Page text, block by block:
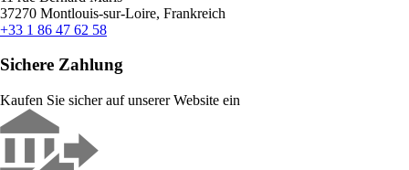
37270 Montlouis-sur-Loire, Frankreich
+33 1 86 47 62 58
Sichere Zahlung
Kaufen Sie sicher auf unserer Website ein